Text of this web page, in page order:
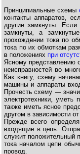
Принципиальные схемы
контакты аппаратов,
другие замкнуты.
замкнуты, а
прохождении тока по
тока по их обмоткам
в положениях при
Ясному представлению
неисправностей во
Как книгу, схему
машины и аппараты
Прочесть схему —
электротехники, уметь
также иметь ясное
другом в зависимости
Прежде всего
входящие в цепь.
служит положительный
тока началом цепи
провод.